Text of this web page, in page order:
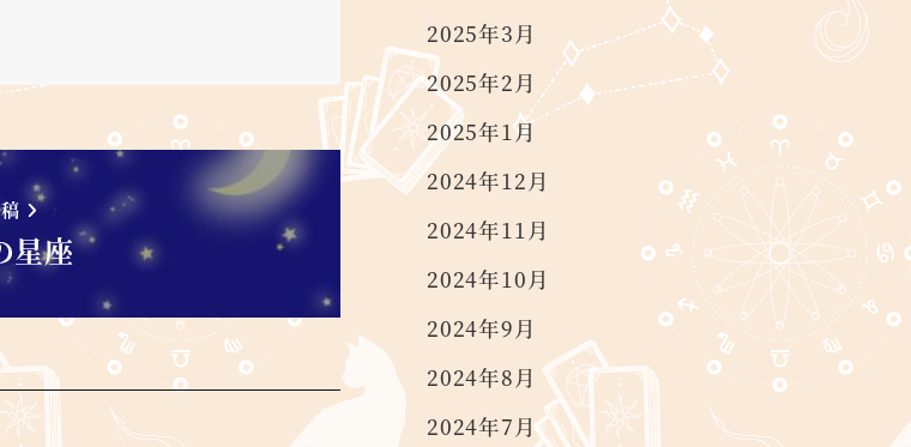
星座
2025年3月
2025年2月
2025年1月
2024年12月
2024年11月
2024年10月
2024年9月
2024年8月
2024年7月